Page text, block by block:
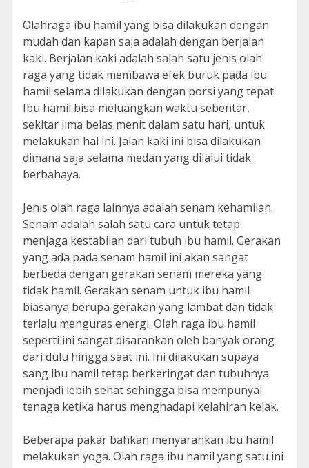
Olahraga ibu hamil yang bisa dilakukan dengan
mudah dan kapan saja adalah dengan berjalan
kaki. Berjalan kaki adalah salah satu jenis olah
raga yang tidak membawa efek buruk pada ibu
hamil selama dilakukan dengan porsi yang tepat.
Ibu hamil bisa meluangkan waktu sebentar,
sekitar lima belas menit dalam satu hari, untuk
melakukan hal ini. Jalan kaki ini bisa dilakukan
dimana saja selama medan yang dilalui tidak
berbahaya.
Jenis olah raga lainnya adalah senam kehamilan.
Senam adalah salah satu cara untuk tetap
menjaga kestabilan dari tubuh ibu hamil. Gerakan
yang ada pada senam hamil ini akan sangat
berbeda dengan gerakan senam mereka yang
tidak hamil. Gerakan senam untuk ibu hamil
biasanya berupa gerakan yang lambat dan tidak
terlalu menguras energi. Olah raga ibu hamil
seperti ini sangat disarankan oleh banyak orang
dari dulu hingga saat ini. Ini dilakukan supaya
sang ibu hamil tetap berkeringat dan tubuhnya
menjadi lebih sehat sehingga bisa mempunyai
tenaga ketika harus menghadapi kelahiran kelak.
Beberapa pakar bahkan menyarankan ibu hamil
melakukan yoga. Olah raga ibu hamil yang satu ini